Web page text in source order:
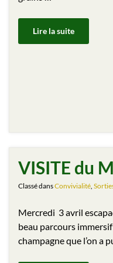
Lire la suite
VISITE du
Classé dansConvivialité,
Mercredi 3 avril
beau parcours
champagne que l’on a